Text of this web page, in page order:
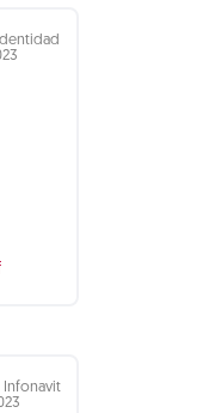
Infonavit